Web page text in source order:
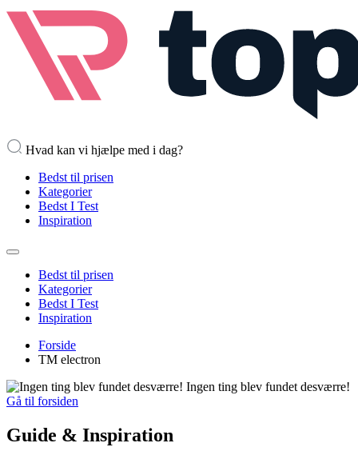
Hvad kan vi hjælpe med i dag?
Bedst til prisen
Kategorier
Bedst I Test
Inspiration
Bedst til prisen
Kategorier
Bedst I Test
Inspiration
Forside
TM electron
Ingen ting blev fundet desværre!
Gå til forsiden
Guide & Inspiration